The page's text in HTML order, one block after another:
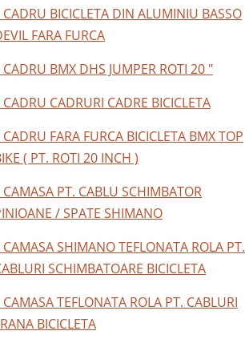
CADRU BICICLETA DIN ALUMINIU BASSO
FARA FURCA
CADRU BMX DHS JUMPER ROTI 20 "
CADRU CADRURI CADRE BICICLETA
CADRU FARA FURCA BICICLETA BMX TOP
( PT. ROTI 20 INCH )
CAMASA PT. CABLU SCHIMBATOR
/ SPATE SHIMANO
CAMASA SHIMANO TEFLONATA ROLA PT.
SCHIMBATOARE BICICLETA
CAMASA TEFLONATA ROLA PT. CABLURI
BICICLETA